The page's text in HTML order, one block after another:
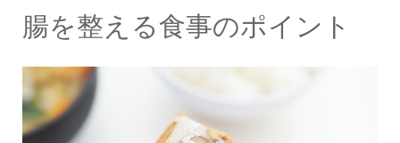
腸を整える食事のポイント